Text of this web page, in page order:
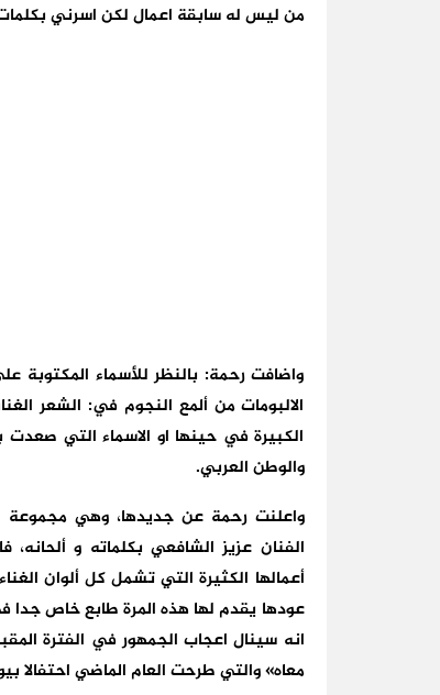
من ليس له سابقة اعمال لكن اسرني
واضافت رحمة: بالنظر للأسماء المكتوبة
الالبومات من ألمع النجوم في: الشعر
الكبيرة في حينها او الاسماء التي
والوطن العربي.
واعلنت رحمة عن جديدها، وهي مجموعة
الفنان عزيز الشافعي بكلماته و
أعمالها الكثيرة التي تشمل كل ألوان
عودها يقدم لها هذه المرة طابع خاص جدا
انه سينال اعجاب الجمهور في الفترة
معاه» والتي طرحت العام الماضي احتفالا